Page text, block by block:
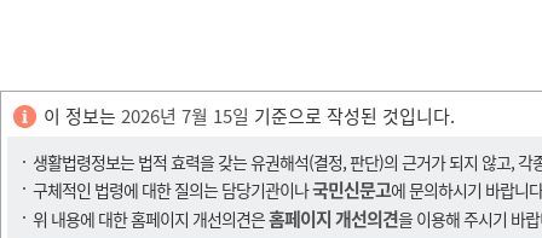
이 정보는 2026년 7월 15일 기준으로 작성된 것입니다.
생활법령정보는 법적 효력을 갖는 유권해석(결정, 판단)의 근거가 되지 않고,
구체적인 법령에 대한 질의는 담당기관이나국민신문고에 문의하시기 바랍니
위 내용에 대한 홈페이지 개선의견은홈페이지 개선의견을 이용해 주시기 바